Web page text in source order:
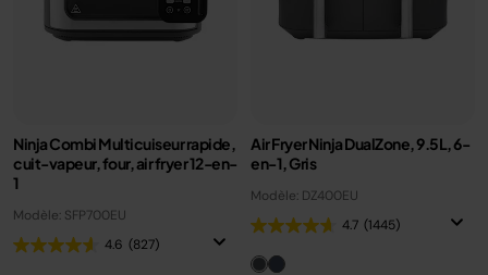
Ninja Combi Multicuiseur rapide,
cuit-vapeur, four, air fryer 12-en-
1
Modèle: SFP700EU
4.6 (827)
Air Fryer Ninja DualZone, 9.5L, 6-
en-1, Gris
Modèle: DZ400EU
4.7 (1445)